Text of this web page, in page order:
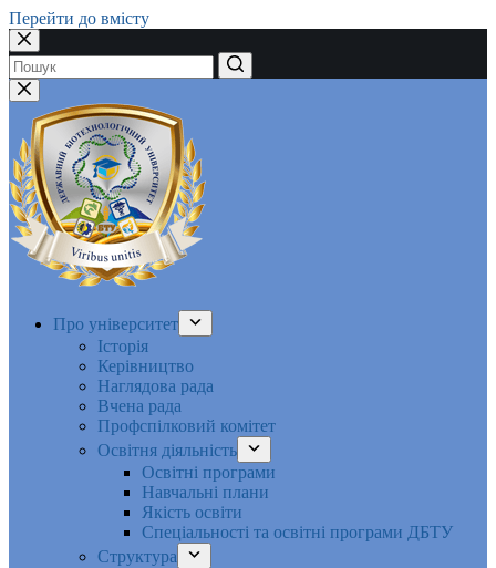
Перейти до вмісту
Немає
результатів
Про університет
Історія
Керівництво
Наглядова рада
Вчена рада
Профспілковий комітет
Освітня діяльність
Освітні програми
Навчальні плани
Якість освіти
Спеціальності та освітні програми ДБТУ
Структура